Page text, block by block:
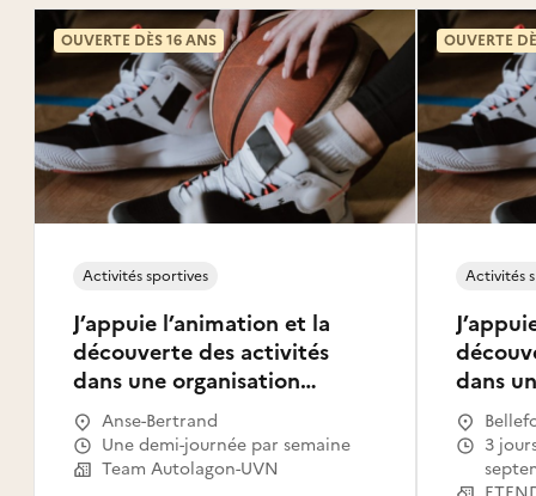
J’appuie l’animation et la
découverte des activités
dans une organisation
sportive
Activités sportives
Anse-Bertrand
Une demi-journée par semaine
Team Autolagon-UVN
OUVERTE DÈS 16 ANS
dans
Activités
3 jours par semaine à partir du 1
OUVERTE